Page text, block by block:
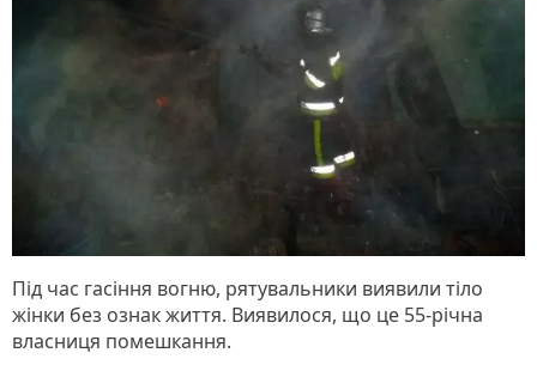
Під час гасіння вогню, рятувальники виявили тіло
жінки без ознак життя. Виявилося, що це 55-річна
власниця помешкання.